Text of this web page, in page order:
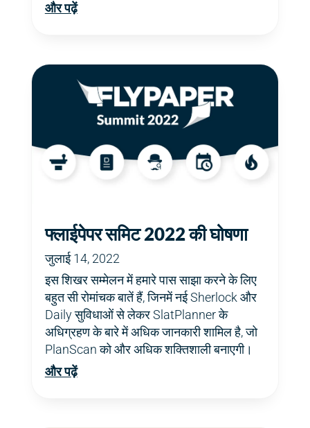
और पढ़ें
फ्लाईपेपर समिट 2022 की घोषणा
जुलाई 14, 2022
इस शिखर सम्मेलन में हमारे पास साझा करने के लिए
बहुत सी रोमांचक बातें हैं, जिनमें नई Sherlock और
Daily सुविधाओं से लेकर SlatPlanner के
अधिग्रहण के बारे में अधिक जानकारी शामिल है, जो
PlanScan को और अधिक शक्तिशाली बनाएगी।
और पढ़ें